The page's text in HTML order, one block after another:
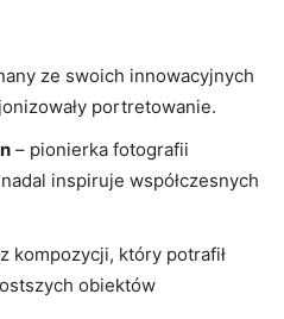
ze swoich innowacyjnych
portretowanie.
– pionierka fotografii
inspiruje współczesnych
kompozycji, który potrafił
obiektów